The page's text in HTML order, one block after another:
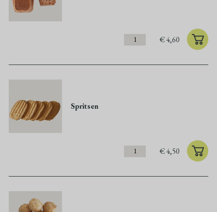
€4,60
Spritsen
€4,50